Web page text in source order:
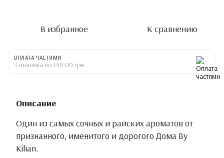
В избранное К сравнению
ОПЛАТА ЧАСТЯМИ
3 платежа по 140.00 грн
Описание
Один из самых сочных и райских ароматов от
признанного, именитого и дорогого Дома By
Kilian.